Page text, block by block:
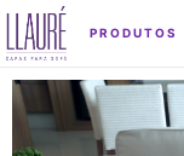
PRODUTOS